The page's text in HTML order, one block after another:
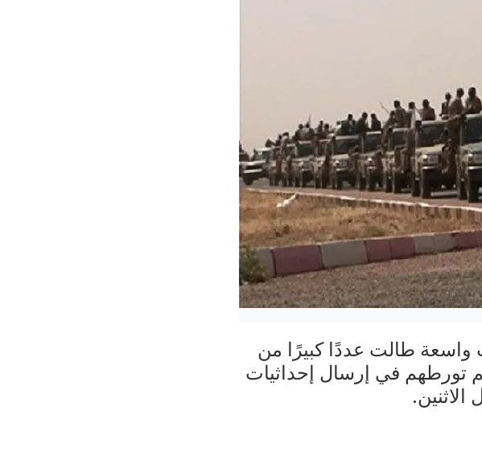
واسعة طالت عددًا كبيرًا من
تورطهم في إرسال إحداثيات